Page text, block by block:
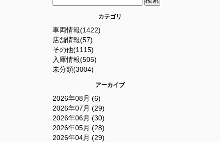
カテゴリ
車両情報(1422)
店舗情報(57)
その他(1115)
入庫情報(505)
未分類(3004)
アーカイブ
2026年08月 (6)
2026年07月 (29)
2026年06月 (30)
2026年05月 (28)
2026年04月 (29)